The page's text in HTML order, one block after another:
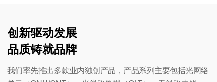
创新驱动发展
品质铸就品牌
我们率先推出多款业内独创产品，产品系列主要包括光网络